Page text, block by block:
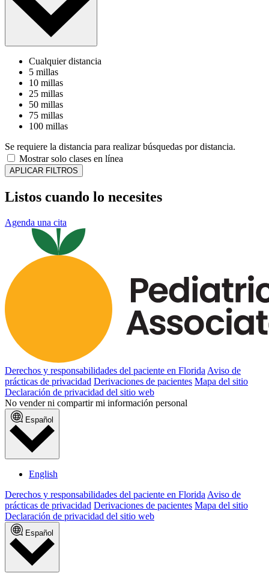
Cualquier distancia
5 millas
10 millas
25 millas
50 millas
75 millas
100 millas
Se requiere la distancia para realizar búsquedas por distancia.
Mostrar solo clases en línea
APLICAR FILTROS
Listos cuando lo necesites
Agenda una cita
Derechos y responsabilidades del paciente en Florida Aviso de
prácticas de privacidad Derivaciones de pacientes Mapa del sitio
Declaración de privacidad del sitio web
No vender ni compartir mi información personal
Español
English
Derechos y responsabilidades del paciente en Florida Aviso de
prácticas de privacidad Derivaciones de pacientes Mapa del sitio
Declaración de privacidad del sitio web
Español